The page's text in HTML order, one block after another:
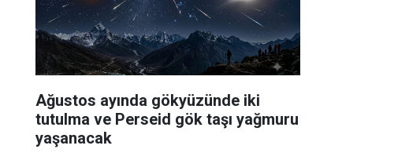
Ağustos ayında gökyüzünde iki
tutulma ve Perseid gök taşı yağmuru
yaşanacak